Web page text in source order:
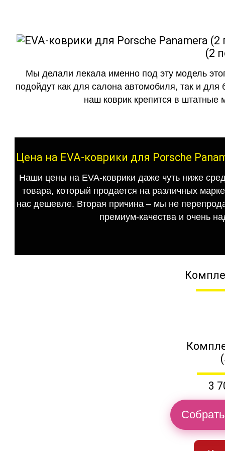
(2
Мы делали лекала именно под эту модель
подойдут как для салона автомобиля, так и для
наш коврик крепится в штатные
Цена на EVA-коврики для Porsche
Наши цены на EVA-коврики даже чуть ниже
товара, который продается на различных
нас дешевле. Вторая причина – мы не
премиум-качества и очень
3